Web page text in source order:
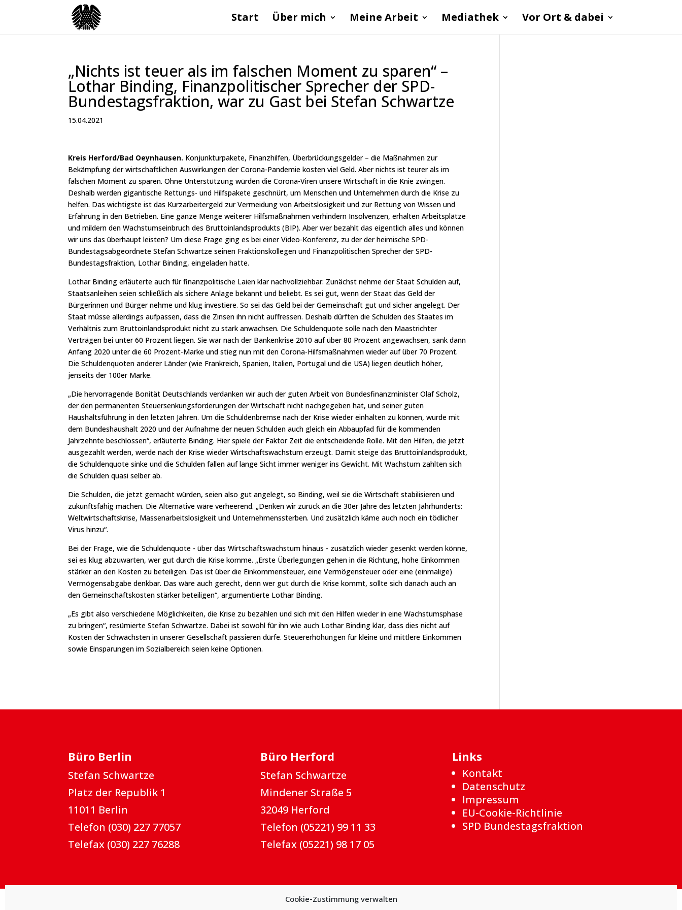
Cookie-Zustimmung verwalten
Start Über mich Meine Arbeit Mediathek Vor Ort & dabei
„Nichts ist teuer als im falschen Moment zu sparen“ –
Lothar Binding, Finanzpolitischer Sprecher der SPD-
Bundestagsfraktion, war zu Gast bei Stefan Schwartze
15.04.2021
Kreis Herford/Bad Oeynhausen. Konjunkturpakete, Finanzhilfen, Überbrückungsgelder – die Maßnahmen zur
Bekämpfung der wirtschaftlichen Auswirkungen der Corona-Pandemie kosten viel Geld. Aber nichts ist teurer als im
falschen Moment zu sparen. Ohne Unterstützung würden die Corona-Viren unsere Wirtschaft in die Knie zwingen.
Deshalb werden gigantische Rettungs- und Hilfspakete geschnürt, um Menschen und Unternehmen durch die Krise zu
helfen. Das wichtigste ist das Kurzarbeitergeld zur Vermeidung von Arbeitslosigkeit und zur Rettung von Wissen und
Erfahrung in den Betrieben. Eine ganze Menge weiterer Hilfsmaßnahmen verhindern Insolvenzen, erhalten Arbeitsplätze
und mildern den Wachstumseinbruch des Bruttoinlandsprodukts (BIP). Aber wer bezahlt das eigentlich alles und können
wir uns das überhaupt leisten? Um diese Frage ging es bei einer Video-Konferenz, zu der der heimische SPD-
Bundestagsabgeordnete Stefan Schwartze seinen Fraktionskollegen und Finanzpolitischen Sprecher der SPD-
Bundestagsfraktion, Lothar Binding, eingeladen hatte.
Lothar Binding erläuterte auch für finanzpolitische Laien klar nachvollziehbar: Zunächst nehme der Staat Schulden auf,
Staatsanleihen seien schließlich als sichere Anlage bekannt und beliebt. Es sei gut, wenn der Staat das Geld der
Bürgerinnen und Bürger nehme und klug investiere. So sei das Geld bei der Gemeinschaft gut und sicher angelegt. Der
Staat müsse allerdings aufpassen, dass die Zinsen ihn nicht auffressen. Deshalb dürften die Schulden des Staates im
Verhältnis zum Bruttoinlandsprodukt nicht zu stark anwachsen. Die Schuldenquote solle nach den Maastrichter
Verträgen bei unter 60 Prozent liegen. Sie war nach der Bankenkrise 2010 auf über 80 Prozent angewachsen, sank dann
Anfang 2020 unter die 60 Prozent-Marke und stieg nun mit den Corona-Hilfsmaßnahmen wieder auf über 70 Prozent.
Die Schuldenquoten anderer Länder (wie Frankreich, Spanien, Italien, Portugal und die USA) liegen deutlich höher,
jenseits der 100er Marke.
„Die hervorragende Bonität Deutschlands verdanken wir auch der guten Arbeit von Bundesfinanzminister Olaf Scholz,
der den permanenten Steuersenkungsforderungen der Wirtschaft nicht nachgegeben hat, und seiner guten
Haushaltsführung in den letzten Jahren. Um die Schuldenbremse nach der Krise wieder einhalten zu können, wurde mit
dem Bundeshaushalt 2020 und der Aufnahme der neuen Schulden auch gleich ein Abbaupfad für die kommenden
Jahrzehnte beschlossen“, erläuterte Binding. Hier spiele der Faktor Zeit die entscheidende Rolle. Mit den Hilfen, die jetzt
ausgezahlt werden, werde nach der Krise wieder Wirtschaftswachstum erzeugt. Damit steige das Bruttoinlandsprodukt,
die Schuldenquote sinke und die Schulden fallen auf lange Sicht immer weniger ins Gewicht. Mit Wachstum zahlten sich
die Schulden quasi selber ab.
Die Schulden, die jetzt gemacht würden, seien also gut angelegt, so Binding, weil sie die Wirtschaft stabilisieren und
zukunftsfähig machen. Die Alternative wäre verheerend. „Denken wir zurück an die 30er Jahre des letzten Jahrhunderts:
Weltwirtschaftskrise, Massenarbeitslosigkeit und Unternehmenssterben. Und zusätzlich käme auch noch ein tödlicher
Virus hinzu“.
Bei der Frage, wie die Schuldenquote - über das Wirtschaftswachstum hinaus - zusätzlich wieder gesenkt werden könne,
sei es klug abzuwarten, wer gut durch die Krise komme. „Erste Überlegungen gehen in die Richtung, hohe Einkommen
stärker an den Kosten zu beteiligen. Das ist über die Einkommensteuer, eine Vermögensteuer oder eine (einmalige)
Vermögensabgabe denkbar. Das wäre auch gerecht, denn wer gut durch die Krise kommt, sollte sich danach auch an
den Gemeinschaftskosten stärker beteiligen“, argumentierte Lothar Binding.
„Es gibt also verschiedene Möglichkeiten, die Krise zu bezahlen und sich mit den Hilfen wieder in eine Wachstumsphase
zu bringen“, resümierte Stefan Schwartze. Dabei ist sowohl für ihn wie auch Lothar Binding klar, dass dies nicht auf
Kosten der Schwächsten in unserer Gesellschaft passieren dürfe. Steuererhöhungen für kleine und mittlere Einkommen
sowie Einsparungen im Sozialbereich seien keine Optionen.
Büro Berlin
Stefan Schwartze
Platz der Republik 1
11011 Berlin
Telefon (030) 227 77057
Telefax (030) 227 76288
Büro Herford
Stefan Schwartze
Mindener Straße 5
32049 Herford
Telefon (05221) 99 11 33
Telefax (05221) 98 17 05
Links
Kontakt
Datenschutz
Impressum
EU-Cookie-Richtlinie
SPD Bundestagsfraktion